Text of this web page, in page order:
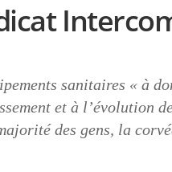
sanitaires « à
et à l’évolution
des gens, la